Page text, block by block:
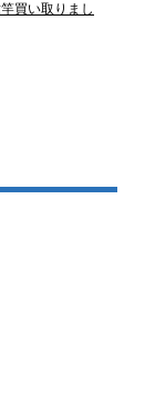
買い取りまし